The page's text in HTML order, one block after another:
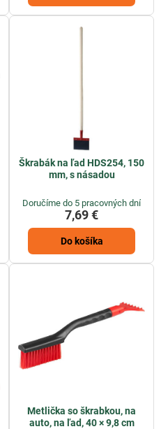
Škrabák na ľad HDS254, 150
mm, s násadou
Doručíme do 5 pracovných dní
7,69 €
Do košíka
Metlička so škrabkou, na
auto, na ľad, 40 × 9,8 cm